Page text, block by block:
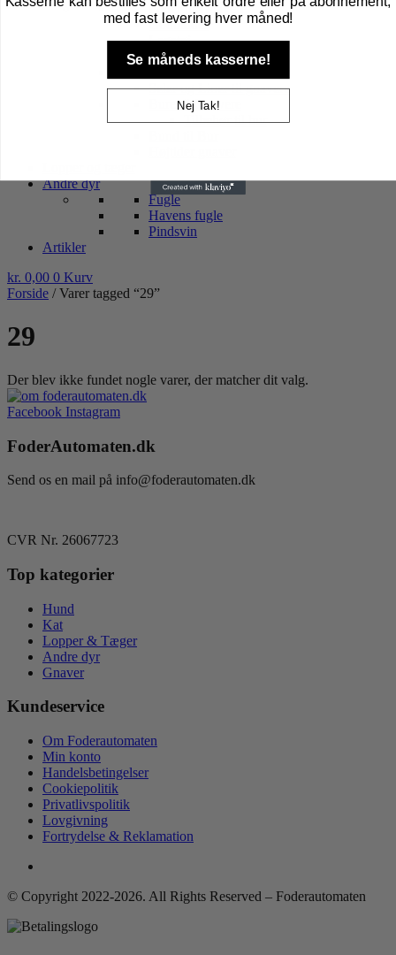
Foder til Gnavere
Godbidder
Legetøj
Pleje
Seler og Liner til gnavere
Bure til Gnavere
Tilbehør til bur
Andre dyr
Fugle
Havens fugle
Pindsvin
Artikler
kr. 0,00 0 Kurv
Forside / Varer tagged “29”
29
Der blev ikke fundet nogle varer, der matcher dit valg.
Facebook Instagram
FoderAutomaten.dk
Send os en mail på info@foderautomaten.dk
CVR Nr. 26067723
Top kategorier
Hund
Kat
Lopper & Tæger
Andre dyr
Gnaver
Kundeservice
Om Foderautomaten
Min konto
Handelsbetingelser
Cookiepolitik
Privatlivspolitik
Lovgivning
Fortrydelse & Reklamation
© Copyright 2022-2026. All Rights Reserved – Foderautomaten
med fast levering hver måned!
Se måneds kasserne!
Nej Tak!